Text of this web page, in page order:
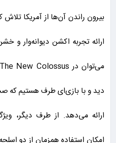
بیرون راندن آن‌ها از آمریکا
ارائه تجربه اکشن دیوانه‌وار و
دید و با بازی‌ای طرف هستیم که
ارائه می‌دهد. از طرف دیگر،
امکان استفاده همزمان از دو